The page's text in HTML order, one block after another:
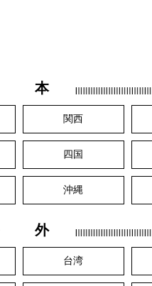
本
関西
四国
沖縄
外
台湾